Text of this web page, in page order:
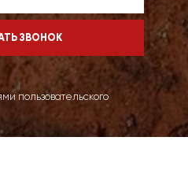
пользовательского